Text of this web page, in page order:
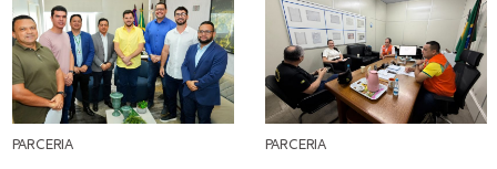
PARCERIA PARCERIA